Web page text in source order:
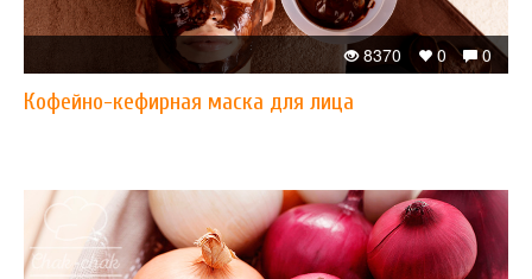
0
0
8370
Кофейно-кефирная маска для лица